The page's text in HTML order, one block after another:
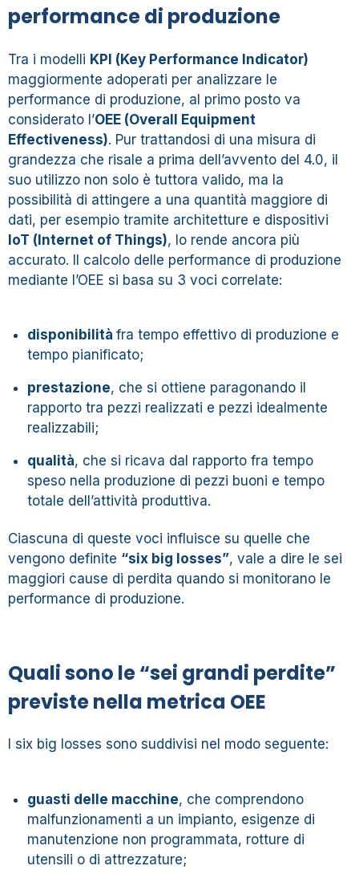
performance di produzione
Tra i modelli KPI (Key Performance Indicator)
maggiormente adoperati per analizzare le
performance di produzione, al primo posto va
considerato l’OEE (Overall Equipment
Effectiveness). Pur trattandosi di una misura di
grandezza che risale a prima dell’avvento del 4.0, il
suo utilizzo non solo è tuttora valido, ma la
possibilità di attingere a una quantità maggiore di
dati, per esempio tramite architetture e dispositivi
IoT (Internet of Things), lo rende ancora più
accurato. Il calcolo delle performance di produzione
mediante l’OEE si basa su 3 voci correlate:
disponibilità fra tempo effettivo di produzione e
tempo pianificato;
prestazione, che si ottiene paragonando il
rapporto tra pezzi realizzati e pezzi idealmente
realizzabili;
qualità, che si ricava dal rapporto fra tempo
speso nella produzione di pezzi buoni e tempo
totale dell’attività produttiva.
Ciascuna di queste voci influisce su quelle che
vengono definite “six big losses”, vale a dire le sei
maggiori cause di perdita quando si monitorano le
performance di produzione.
Quali sono le “sei grandi perdite”
previste nella metrica OEE
I six big losses sono suddivisi nel modo seguente:
guasti delle macchine, che comprendono
malfunzionamenti a un impianto, esigenze di
manutenzione non programmata, rotture di
utensili o di attrezzature;